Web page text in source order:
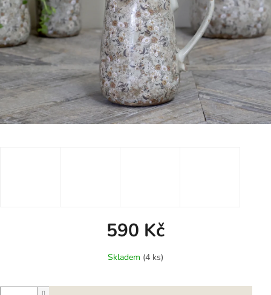
590 Kč
Měrná
cena:
Skladem (4 ks)